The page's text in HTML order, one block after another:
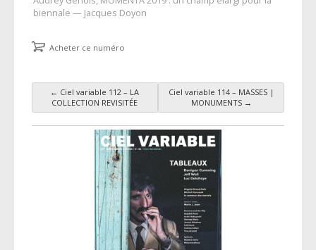
biennale — Jacques Doyon
Acheter ce numéro
Navigation des articles
← Ciel variable 112 – LA
COLLECTION REVISITÉE
Ciel variable 114 – MASSES |
MONUMENTS →